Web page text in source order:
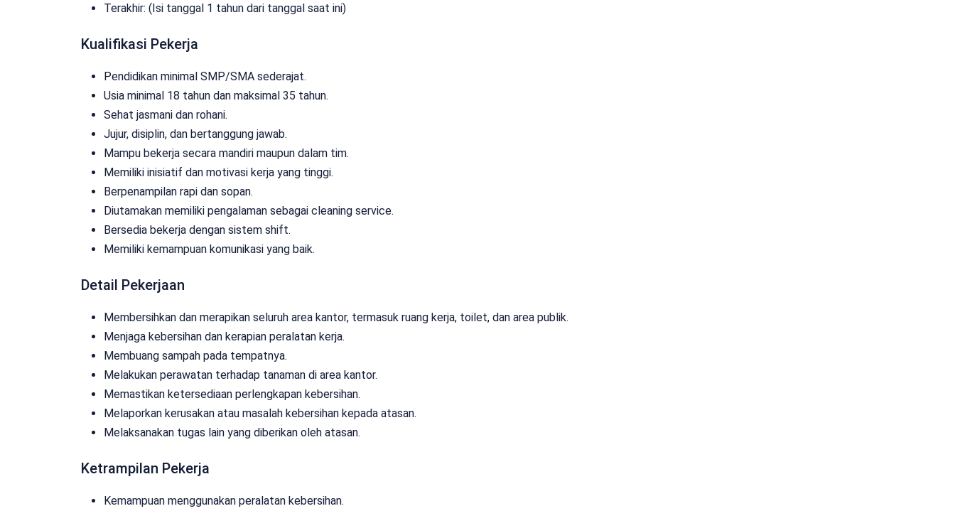
Terakhir: (Isi tanggal 1 tahun dari tanggal saat ini)
Kualifikasi Pekerja
Pendidikan minimal SMP/SMA sederajat.
Usia minimal 18 tahun dan maksimal 35 tahun.
Sehat jasmani dan rohani.
Jujur, disiplin, dan bertanggung jawab.
Mampu bekerja secara mandiri maupun dalam tim.
Memiliki inisiatif dan motivasi kerja yang tinggi.
Berpenampilan rapi dan sopan.
Diutamakan memiliki pengalaman sebagai cleaning service.
Bersedia bekerja dengan sistem shift.
Memiliki kemampuan komunikasi yang baik.
Detail Pekerjaan
Membersihkan dan merapikan seluruh area kantor, termasuk ruang kerja, toilet, dan area publik.
Menjaga kebersihan dan kerapian peralatan kerja.
Membuang sampah pada tempatnya.
Melakukan perawatan terhadap tanaman di area kantor.
Memastikan ketersediaan perlengkapan kebersihan.
Melaporkan kerusakan atau masalah kebersihan kepada atasan.
Melaksanakan tugas lain yang diberikan oleh atasan.
Ketrampilan Pekerja
Kemampuan menggunakan peralatan kebersihan.